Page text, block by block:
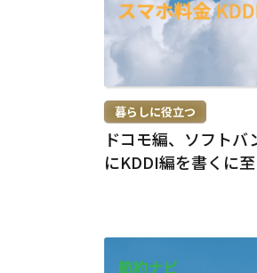
>
暮らしに役立つ
ドコモ編、ソフト
にKDDI編を書くに至